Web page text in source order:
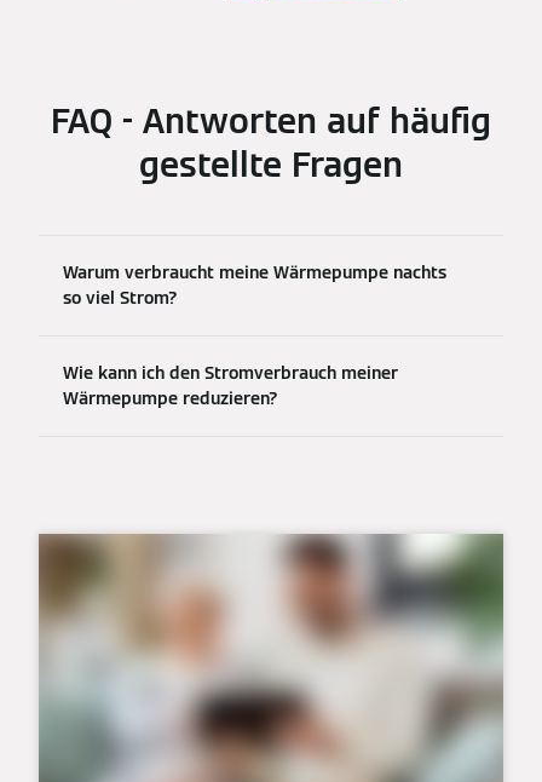
FAQ - Antworten auf häufig
gestellte Fragen
Warum verbraucht meine Wärmepumpe nachts
so viel Strom?
Wie kann ich den Stromverbrauch meiner
Wärmepumpe reduzieren?